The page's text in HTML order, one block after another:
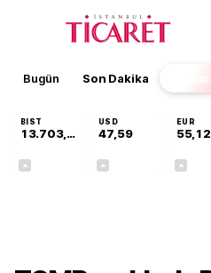
Bugün Son Dakika
BIST
13.703,13
USD
47,59
EUR
55,12